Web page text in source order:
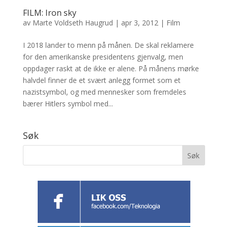
FILM: Iron sky
av Marte Voldseth Haugrud | apr 3, 2012| Film
I 2018 lander to menn på månen. De skal reklamere
for den amerikanske presidentens gjenvalg, men
oppdager raskt at de ikke er alene. På månens mørke
halvdel finner de et svært anlegg formet som et
nazistsymbol, og med mennesker som fremdeles
bærer Hitlers symbol med...
Søk